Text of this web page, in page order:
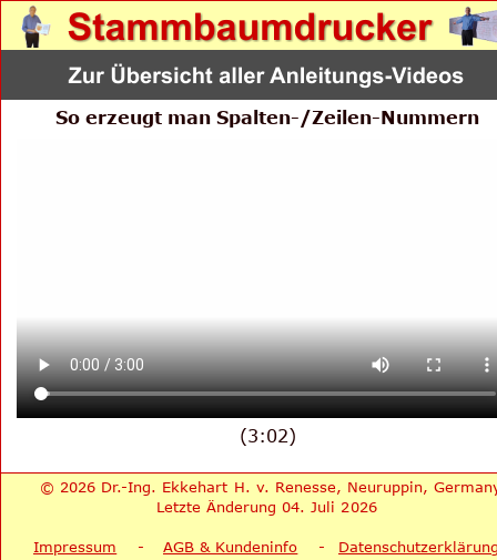
© 2026 Dr.-Ing. Ekkehart H. v. Renesse, Neuruppin,
Letzte Änderung 04. Juli 2026
Impressum
    -
AGB & Kundeninfo
    -
So erzeugt man Spalten-/Zeilen-Nummern
(3:02)